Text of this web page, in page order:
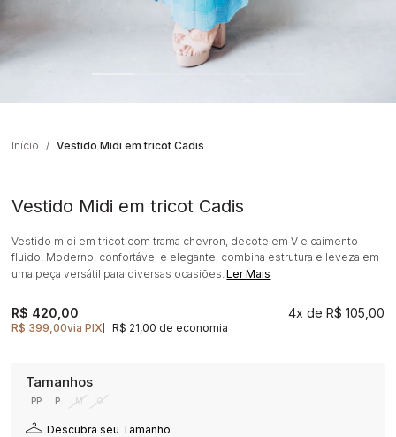
Início Vestido Midi em tricot Cadis
Vestido Midi em tricot Cadis
Vestido midi em tricot com trama chevron, decote em V e caimento
fluido. Moderno, confortável e elegante, combina estrutura e leveza em
uma peça versátil para diversas ocasiões.Ler Mais
R$ 399,00via PIX R$ 21,00 de economia
R$ 420,00 4x R$ 105,00
PP P M G
Descubra seu Tamanho